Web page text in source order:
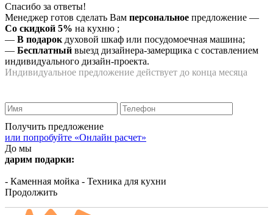
Спасибо за ответы!
Менеджер готов сделать Вам персональное предложение —
Со скидкой 5% на кухню ;
— В подарок духовой шкаф или посудомоечная машина;
— Бесплатный выезд дизайнера-замерщика с составлением
индивидуального дизайн-проекта.
Индивидуальное предложение действует до конца месяца
Получить предложение
или попробуйте «Онлайн расчет»
До мы
дарим подарки:
- Каменная мойка - Техника для кухни
Продолжить